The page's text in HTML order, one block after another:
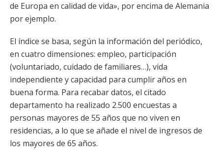
de Europa en calidad de vida», por encima de Alemania
por ejemplo.
El índice se basa, según la información del periódico,
en cuatro dimensiones: empleo, participación
(voluntariado, cuidado de familiares…), vida
independiente y capacidad para cumplir años en
buena forma. Para recabar datos, el citado
departamento ha realizado 2.500 encuestas a
personas mayores de 55 años que no viven en
residencias, a lo que se añade el nivel de ingresos de
los mayores de 65 años.